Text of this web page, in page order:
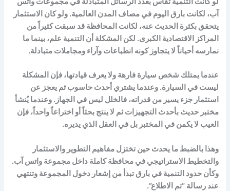
آب، لكانت بارق اليوم في مصاف المدن العالمية. ولو كان الاستثمار
يتحقق بكثرة الحديث عنه، لكانت المحافظة قد سبقت كثيراً من
المراكز الاقتصادية الكبرى. لكن المشكلة أن التنمية علم، بينما ما
نمارسه أحياناً لا يتجاوز كونه انطباعات وآراء ومجاملات متبادلة.
عندما يمتلك شخص سيارة فارهة ولا يعرف قيادتها، فإن المشكلة
ليست في السيارة. وعندما يشتري أحدث حاسوب ثم يعجز عن
استثمار جزء يسير من قدراته، فالخلل ليس في الجهاز. وعندما يُنشأ
مختبر حديث بأحدث التجهيزات ثم لا ينتج بحثاً أو اختراعاً واحداً، فإن
العيب لا يكمن في المختبر بل في العقل الذي يديره.
وهذا بالضبط ما يحدث حين تختزل مفاهيم التطوير والاستثمار
والتخطيط الاستراتيجي في محافظة كاملة داخل مجموعة واتس آب.
وكأن حدود التنمية في بارق تبدأ من إشعار دخول المجموعة وتنتهي
عند رسالة “تم الاطلاع”.